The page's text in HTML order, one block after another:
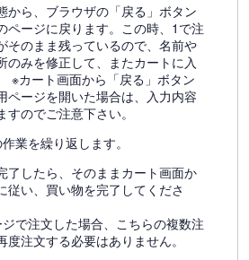
から、ブラウザの「戻る」ボタン
ページに戻ります。この時、1で注
そのまま残っているので、名前や
のみを修正して、またカートに入
※カート画面から「戻る」ボタン
ページを開いた場合は、入力内容
のでご注意下さい。
業を繰り返します。
了したら、そのままカート画面か
従い、買い物を完了してくださ
で注文した場合、こちらの複数注
注文する必要はありません。